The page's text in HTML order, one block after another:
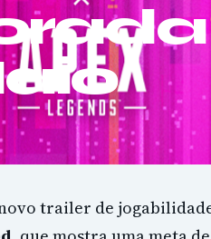
novo trailer de